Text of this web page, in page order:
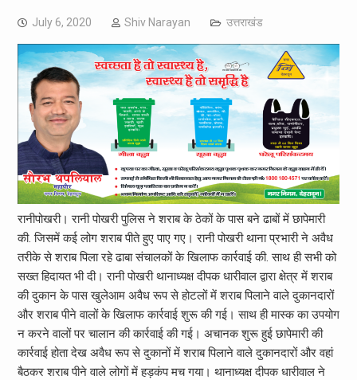
July 6, 2020 Shiv Narayan उत्तराखंड
रानीपोखरी। रानी पोखरी पुलिस ने शराब के ठेकों के पास बने ढाबों में छापेमारी
की. जिसमें कई लोग शराब पीते हुए पाए गए। रानी पोखरी थाना प्रभारी ने अवैध
तरीके से शराब पिला रहे ढाबा संचालकों के खिलाफ कार्रवाई की. साथ ही सभी को
सख्त हिदायत भी दी। रानी पोखरी थानाध्यक्ष दीपक धारीवाल द्वारा क्षेत्र में शराब
की दुकान के पास खुलेआम अवैध रूप से होटलों में शराब पिलाने वाले दुकानदारों
और शराब पीने वालों के खिलाफ कार्रवाई शुरू की गई। साथ ही मास्क का उपयोग
न करने वालों पर चालान की कार्रवाई की गई। अचानक शुरू हुई छापेमारी की
कार्रवाई होता देख अवैध रूप से दुकानों में शराब पिलाने वाले दुकानदारों और वहां
बैठकर शराब पीने वाले लोगों में हड़कंप मच गया। थानाध्यक्ष दीपक धारीवाल ने